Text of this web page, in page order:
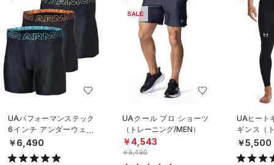
UAパフォーマンステック
6インチ アンダーウェア
（3枚セット）（トレーニ
ング/MEN）
￥6,490
SALE
UAクール プロ ショーツ
（トレーニング/MEN）
￥4,543
￥6,490
UAヒート
ギンス（
EN）
￥5,500